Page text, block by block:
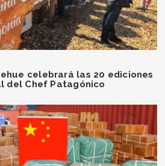
celebrará las 20 ediciones
del Chef Patagónico